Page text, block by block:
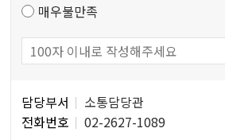
매우불만족
당
자
담당부서
소통담당관
전화번호
02-2627-1089